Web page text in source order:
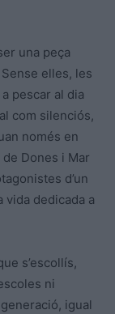
una peça
elles, les
pescar al dia
com silenciós,
només en
Dones i Mar
d’un
vida dedicada a
s’escollís,
ni
igual